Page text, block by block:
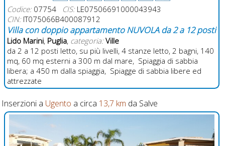
Codice:07754 CIS:LE07506691000043943
CIN:IT075066B400087912
Villa con doppio appartamento NUVOLA da 2 a 12 posti
Lido Marini, Puglia, categoria: Ville
da 2 a 12 posti letto, su più livelli, 4 stanze letto, 2 bagni, 140
mq, 60 mq esterni a 300 m dal mare, Spiaggia di sabbia
libera; a 450 m dalla spiaggia, Spiagge di sabbia libere ed
attrezzate
Inserzioni a Ugento a circa 13,7 km da Salve